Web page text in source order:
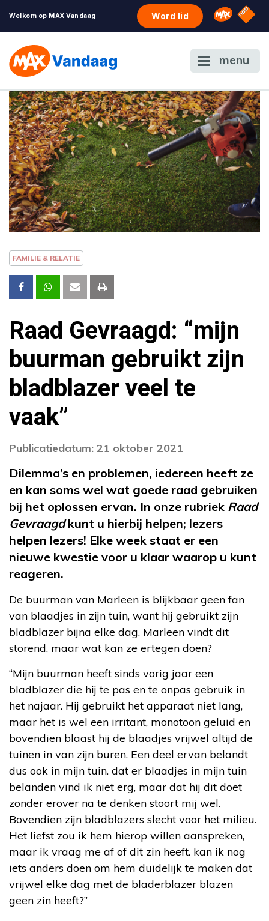
Welkom op MAX Vandaag Word lid Omroep
NPO
menu
FAMILIE & RELATIE
Raad Gevraagd: “mijn
buurman gebruikt zijn
bladblazer veel te
vaak”
Publicatiedatum: 21 oktober 2021
Dilemma’s en problemen, iedereen heeft ze
en kan soms wel wat goede raad gebruiken
bij het oplossen ervan. In onze rubriek Raad
Gevraagdkunt u hierbij helpen; lezers
helpen lezers! Elke week staat er een
nieuwe kwestie voor u klaar waarop u kunt
reageren.
De buurman van Marleen is blijkbaar geen fan
van blaadjes in zijn tuin, want hij gebruikt zijn
bladblazer bijna elke dag. Marleen vindt dit
storend, maar wat kan ze ertegen doen?
“Mijn buurman heeft sinds vorig jaar een
bladblazer die hij te pas en te onpas gebruik in
het najaar. Hij gebruikt het apparaat niet lang,
maar het is wel een irritant, monotoon geluid en
bovendien blaast hij de blaadjes vrijwel altijd de
tuinen in van zijn buren. Een deel ervan belandt
dus ook in mijn tuin. dat er blaadjes in mijn tuin
belanden vind ik niet erg, maar dat hij dit doet
zonder erover na te denken stoort mij wel.
Bovendien zijn bladblazers slecht voor het milieu.
Het liefst zou ik hem hierop willen aanspreken,
maar ik vraag me af of dit zin heeft. kan ik nog
iets anders doen om hem duidelijk te maken dat
vrijwel elke dag met de bladerblazer blazen
geen zin heeft?”